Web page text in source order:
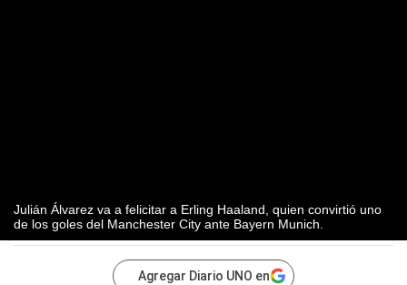
Julián Álvarez va a felicitar a Erling Haaland, quien convirtió uno
de los goles del Manchester City ante Bayern Munich.
Agregar Diario UNO en